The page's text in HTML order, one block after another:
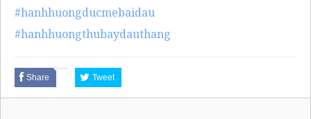
#hanhhuongducmebaidau
#hanhhuongthubaydauthang
Share Tweet